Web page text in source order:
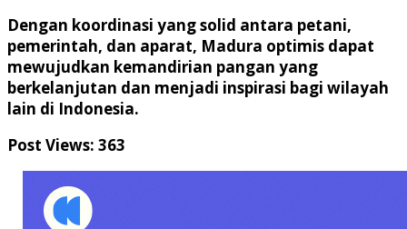
Dengan koordinasi yang solid antara petani,
pemerintah, dan aparat, Madura optimis dapat
mewujudkan kemandirian pangan yang
berkelanjutan dan menjadi inspirasi bagi wilayah
lain di Indonesia.
Post Views: 363